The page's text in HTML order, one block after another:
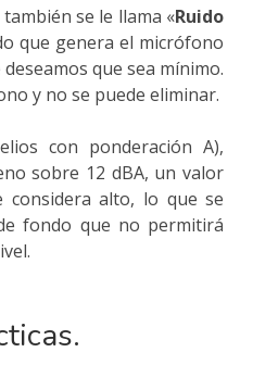
se le llama «Ruido
que genera el micrófono
que sea mínimo.
y no se puede eliminar.
con ponderación A),
sobre 12 dBA, un valor
considera alto, lo que se
fondo que no permitirá